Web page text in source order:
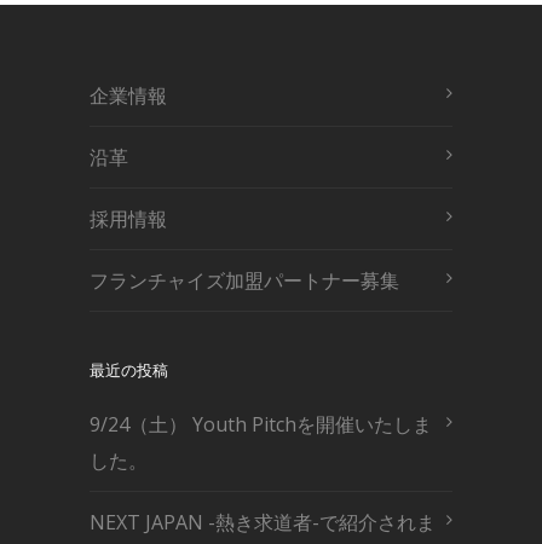
企業情報
沿革
採用情報
フランチャイズ加盟パートナー募集
最近の投稿
9/24（土） Youth Pitchを開催いたしま
した。
NEXT JAPAN -熱き求道者-で紹介されま